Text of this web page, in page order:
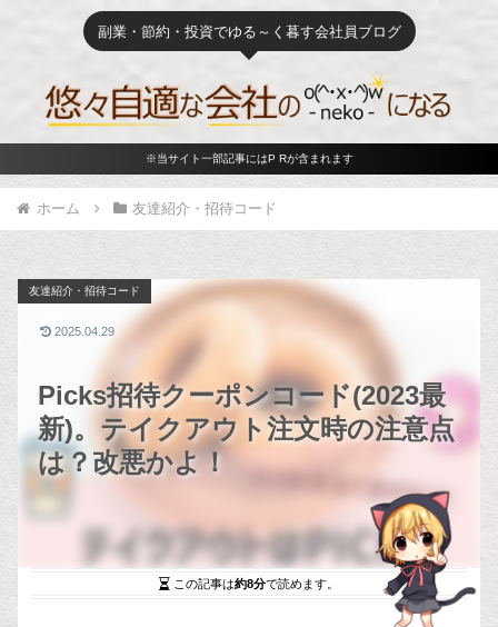
副業・節約・投資でゆる～く暮す会社員ブログ
※当サイト一部記事にはP Rが含まれます
ホーム 友達紹介・招待コード
Picks招待クーポンコード(2023最
新)。テイクアウト注文時の注意点
は？改悪かよ！
友達紹介・招待コード
2025.04.29
この記事は約8分で読めます。